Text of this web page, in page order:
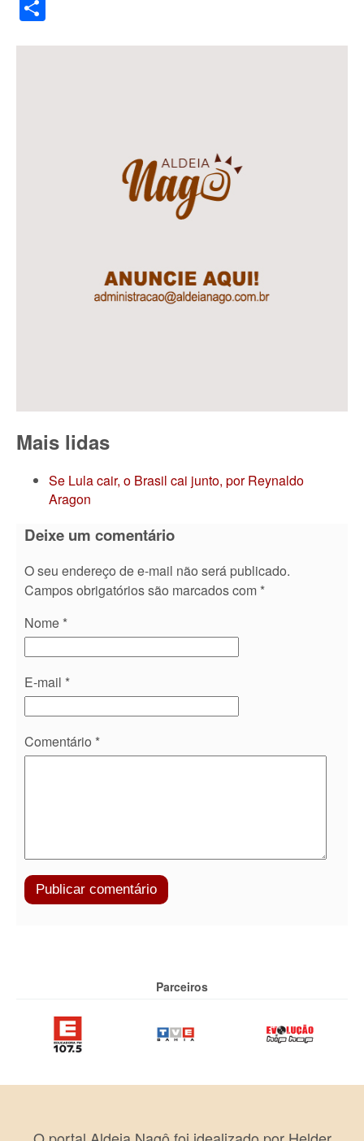
Mais lidas
Se Lula cair, o Brasil cai junto, por Reynaldo
Aragon
Deixe um comentário
O seu endereço de e-mail não será publicado.
Campos obrigatórios são marcados com *
Nome *
E-mail *
Comentário *
Parceiros